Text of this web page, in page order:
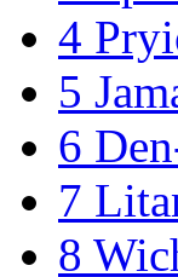
4
5
6
7
8